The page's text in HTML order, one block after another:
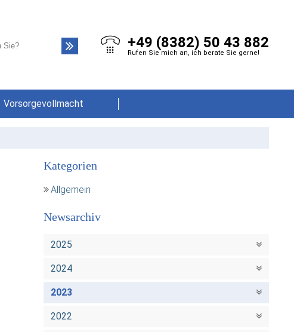
+49 (8382) 50 43 882
Rufen Sie mich an, ich berate Sie gerne!
Vorsorgevollmacht
Kategorien
Allgemein
Newsarchiv
2025
2024
2023
2022